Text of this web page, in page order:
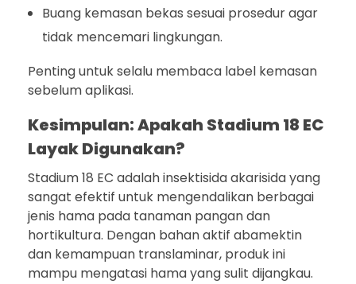
Buang kemasan bekas sesuai prosedur agar
tidak mencemari lingkungan.
Penting untuk selalu membaca label kemasan
sebelum aplikasi.
Kesimpulan: Apakah Stadium 18 EC
Layak Digunakan?
Stadium 18 EC adalah insektisida akarisida yang
sangat efektif untuk mengendalikan berbagai
jenis hama pada tanaman pangan dan
hortikultura. Dengan bahan aktif abamektin
dan kemampuan translaminar, produk ini
mampu mengatasi hama yang sulit dijangkau.